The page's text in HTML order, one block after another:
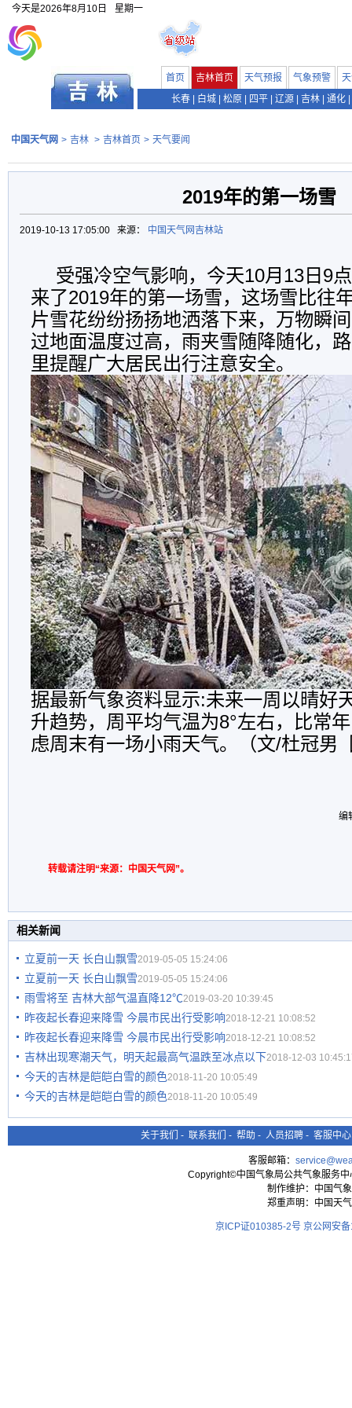
今天是2026年8月10日 星期一
首页 吉林首页 天气预报 气象预警
长春
白城 松原 四平 辽源 吉林 通化
中国天气网 > 吉林 > 吉林首页 > 天气要闻
2019年的第一场雪
2019-10-13 17:05:00 来源： 中国天气网吉林站
受强冷空气影响，今天10月13日9
来了2019年的第一场雪，这场雪比往
片雪花纷纷扬扬地洒落下来，万物瞬
过地面温度过高，雨夹雪随降随化，
里提醒广大居民出行注意安全。
据最新气象资料显示:未来一周以晴好
升趋势，周平均气温为8°左右，比常
虑周末有一场小雨天气。（文/杜冠男
编
转载请注明“来源：中国天气网”。
相关新闻
立夏前一天 长白山飘雪2019-05-05 15:24:06
立夏前一天 长白山飘雪2019-05-05 15:24:06
雨雪将至 吉林大部气温直降12℃2019-03-20 10:39:45
昨夜起长春迎来降雪 今晨市民出行受影响2018-12-21 10:08:52
昨夜起长春迎来降雪 今晨市民出行受影响2018-12-21 10:08:52
吉林出现寒潮天气，明天起最高气温跌至冰点以下2018-12-03
今天的吉林是皑皑白雪的颜色2018-11-20 10:05:49
今天的吉林是皑皑白雪的颜色2018-11-20 10:05:49
关于我们 - 联系我们 - 帮助 - 人员招聘 - 客服中心
客服邮箱：
Copyright©中国气象局公共气象服务
制作维护：中国气
郑重声明：中国天
京ICP证010385-2号 京公网安